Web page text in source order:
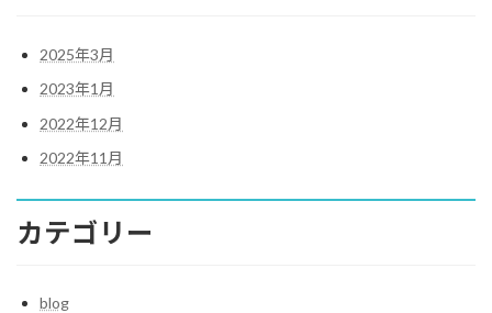
2025年3月
2023年1月
2022年12月
2022年11月
カテゴリー
blog